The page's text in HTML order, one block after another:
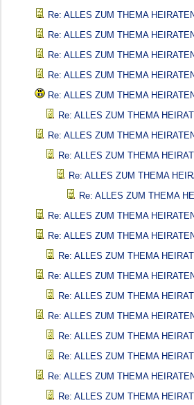
Re: ALLES ZUM THEMA
Re: ALLES ZUM THEMA
Re: ALLES ZUM THEMA
Re: ALLES ZUM THEMA
Re: ALLES ZUM THEMA
Re: ALLES ZUM THEMA
Re: ALLES ZUM THEMA
Re: ALLES ZUM THEMA
Re: ALLES ZUM THEMA
Re: ALLES ZUM THEMA
Re: ALLES ZUM THEMA
Re: ALLES ZUM THEMA
Re: ALLES ZUM THEMA
Re: ALLES ZUM THEMA
Re: ALLES ZUM THEMA
Re: ALLES ZUM THEMA
Re: ALLES ZUM THEMA
Re: ALLES ZUM THEMA
Re: ALLES ZUM THEMA
Re: ALLES ZUM THEMA